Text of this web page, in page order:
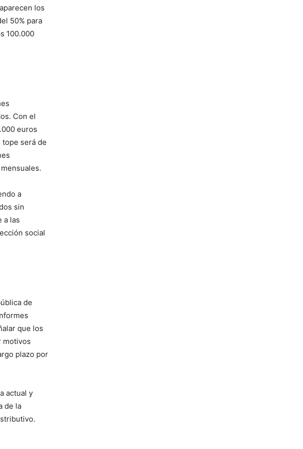
los
50% para
100.000
Con el
euros
tope será de
a
sin
a las
social
de
que los
motivos
plazo por
actual y
de la